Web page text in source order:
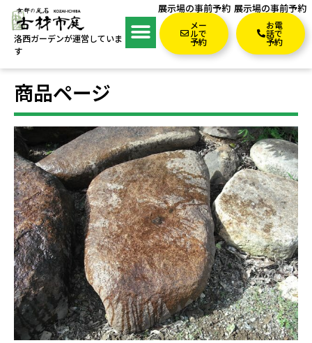
洛西ガーデンが運営していま
す
展示場の事前予約
メー
ルで
予約
展示場の事前予約
お電
話で
予約
商品ページ